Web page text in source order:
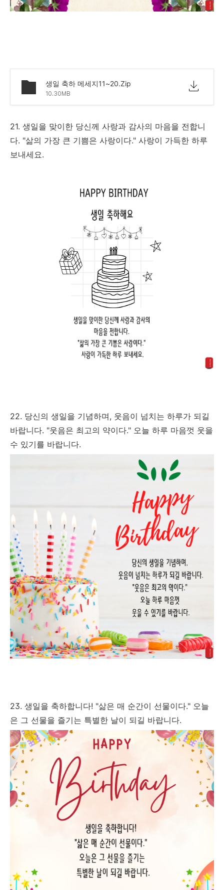
생일 축하 메세지11~20.Zip
10.30MB
21. 생일을 맞이한 당신께 사랑과 감사의 마음을 전합니
다. "삶의 가장 큰 기쁨은 사랑이다." 사랑이 가득한 하루
보내세요.
22. 당신의 생일을 기념하며, 웃음이 넘치는 하루가 되길
바랍니다. "웃음은 최고의 약이다." 오늘 하루 마음껏 웃을
수 있기를 바랍니다.
23. 생일을 축하합니다! "삶은 매 순간이 선물이다." 오늘
은 그 선물을 즐기는 특별한 날이 되길 바랍니다.